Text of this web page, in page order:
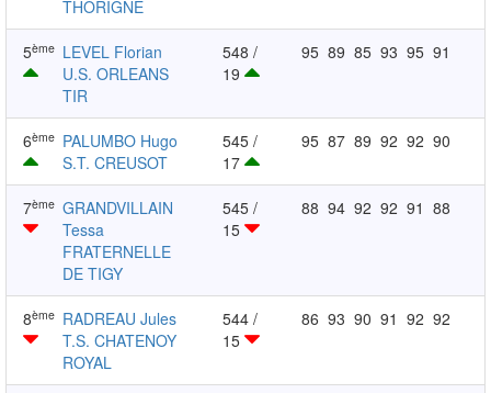
THORIGNE
5ème LEVEL Florian
U.S. ORLEANS
TIR
548 /
19
95 89 85 93 95 91
6ème PALUMBO Hugo
S.T. CREUSOT
545 /
17
95 87 89 92 92 90
7ème GRANDVILLAIN
Tessa
FRATERNELLE
DE TIGY
545 /
15
88 94 92 92 91 88
8ème RADREAU Jules
T.S. CHATENOY
ROYAL
544 /
15
86 93 90 91 92 92